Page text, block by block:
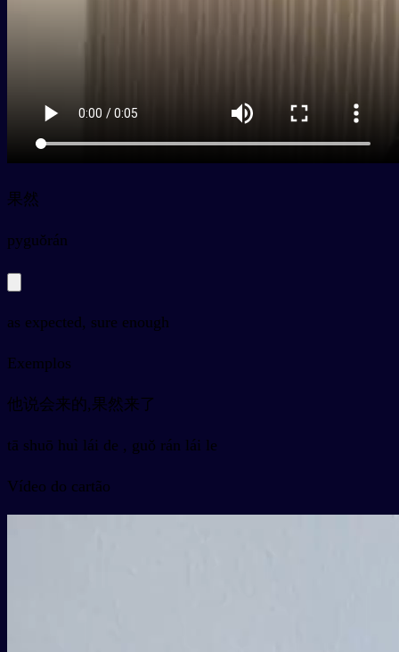
果然
pyguǒrán
as expected, sure enough
Exemplos
他说会来的,果然来了
tā shuō huì lái de , guǒ rán lái le
Vídeo do cartão